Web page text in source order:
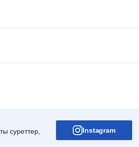
суреттер,
Instagram